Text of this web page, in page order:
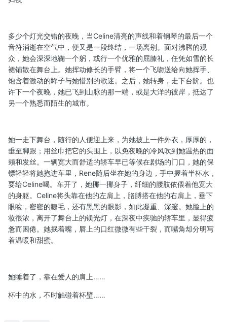
多少个灯光交错的夜晚，当Celine清亮的声线和着钢琴的最后一个
音符消逝在空气中，便又是一段终结，一场离别。面对沸腾的观
众，她会深深地鞠一个躬，或行一个优雅的屈膝礼，任凭如雪的长
裙铺散在舞台上。她挥动修长的手臂，将一个飞吻送给向她挥手、
饱含着激动的眸子与她惜别的歌迷。之后，她转身，走下台阶。也
许下一个夜晚，她已飞到山脉的那一端，或是大洋的彼岸，抵达了
另一个熟悉而陌生的城市。
她一走下舞台，随行的人便迎上来，为她披上一件外衣，厚厚的，
垂至脚跟；用丝巾把它的头围上，以免夜晚的冷风吹到她温热的面
颊和发丝。一辆宽大而舒适的轿车早已等候在剧场的门口，她的保
镖轻轻将她抱进车里，Rene随后坐在她的身边，手中握着半杯水，
要给Celine喝。车开了，她挪一挪身子，纤细的腰肢依偎着他宽大
的身躯。Celine将头靠在他的左肩上，胳膊搭在他的右肩上，垂下
眼睑，密密的睫毛，还有黑黑的眼影，如此凝重、深邃。她脸上的
妆很浓，离开了舞台上的镁光灯，在深夜中疾驰的轿车里，显得疲
惫而困倦。她抿着嘴，唇上的口红微微有些干裂，而嘴角却分明写
着温暖和甜蜜。
她睡着了，靠在爱人的肩上……
杯中的水，不时触碰着杯壁……